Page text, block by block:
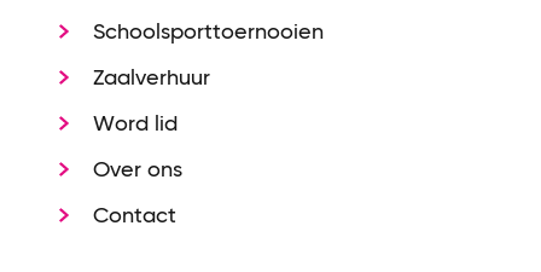
Schoolsporttoernooien
Zaalverhuur
Word lid
Over ons
Contact